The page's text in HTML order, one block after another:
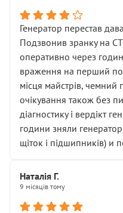
Генератор перестав
Подзвонив зранку на
оперативно через
враження на перший
місця майстрів, чемний
очікування також без
діагностику і вердікт
години зняли
щіток і підшипників) и
Наталія Г.
9 місяців тому